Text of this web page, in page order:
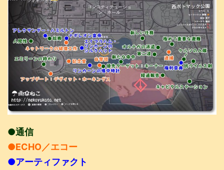
●通信
●ECHO／エコー
●アーティファクト